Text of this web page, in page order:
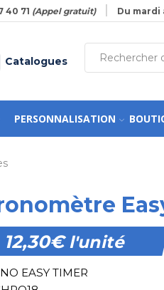
40 71 (Appel gratuit) Du mardi
Catalogues
PERSONNALISATION
12,30€l'unité
EASY TIMER